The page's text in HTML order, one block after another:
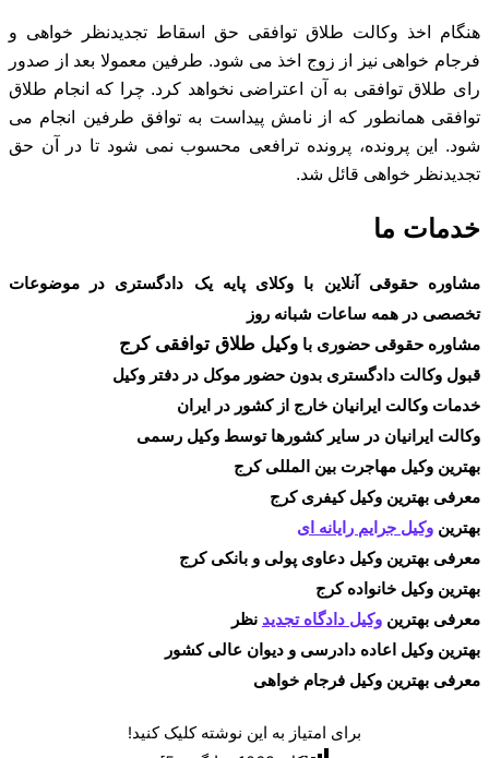
هنگام اخذ وکالت طلاق توافقی حق اسقاط تجدیدنظر خواهی و
فرجام خواهی نیز از زوج اخذ می شود. طرفین معمولا بعد از صدور
رای طلاق توافقی به آن اعتراضی نخواهد کرد. چرا که انجام طلاق
توافقی همانطور که از نامش پیداست به توافق طرفین انجام می
شود.
این پرونده، پرونده ترافعی محسوب نمی شود تا در آن حق
تجدیدنظر خواهی قائل شد.
خدمات ما
مشاوره حقوقی آنلاین با وکلای پایه یک دادگستری در موضوعات
تخصصی در همه ساعات شبانه روز
مشاوره حقوقی حضوری با وکیل طلاق توافقی کرج
قبول وکالت دادگستری بدون حضور موکل در دفتر وکیل
خدمات وکالت ایرانیان خارج از کشور در ایران
وکالت ایرانیان در سایر کشورها توسط وکیل رسمی
بهترین وکیل مهاجرت بین المللی کرج
معرفی بهترین وکیل کیفری کرج
بهترین وکیل جرایم رایانه ای
معرفی بهترین وکیل دعاوی پولی و بانکی کرج
بهترین وکیل خانواده کرج
معرفی بهترین وکیل دادگاه تجدید نظر
بهترین وکیل اعاده دادرسی و دیوان عالی کشور
معرفی بهترین وکیل فرجام خواهی
برای امتیاز به این نوشته کلیک کنید!